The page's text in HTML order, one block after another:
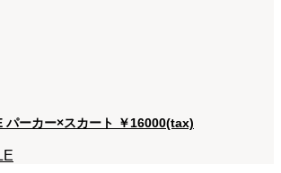
ーカー×スカート ￥16000(tax)